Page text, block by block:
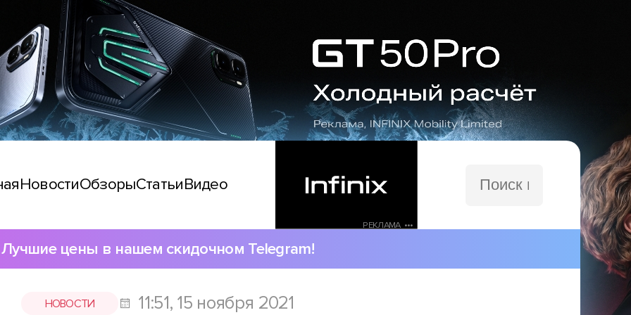
НовостиОбзорыСтатьиВидео
РЕКЛАМА •••
сайту
Лучшие цены в нашем скидочном Telegram!
НОВОСТИ 11:51, 15 ноября 2021